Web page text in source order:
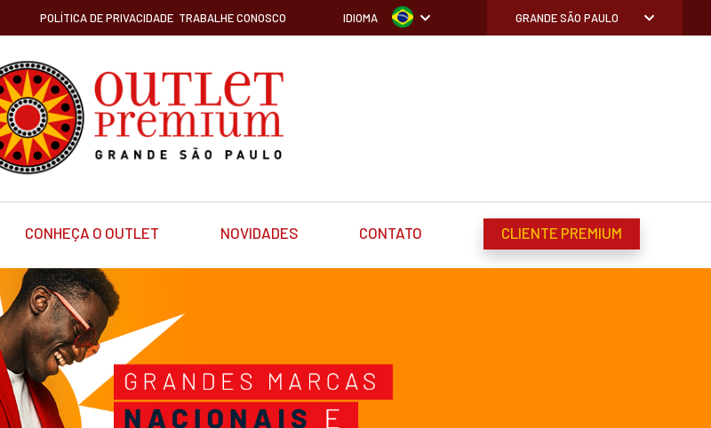
POLÍTICA DE PRIVACIDADE TRABALHE CONOSCO IDIOMA GRANDE SÃO PAULO
CONHEÇA O OUTLET NOVIDADES CONTATO CLIENTE PREMIUM